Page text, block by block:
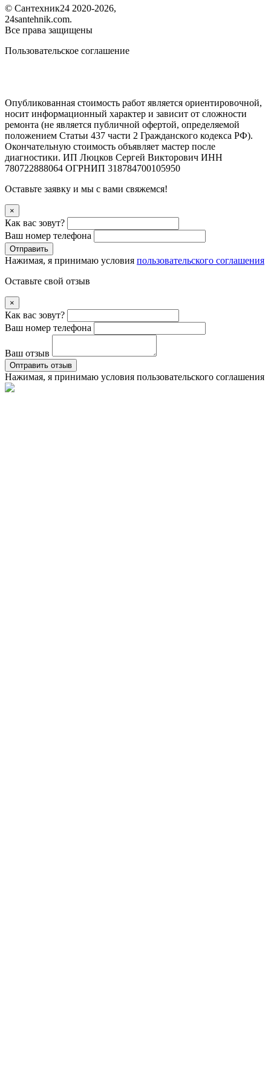
© Сантехник24 2020-2026,
24santehnik.com.
Все права защищены
Пользовательское соглашение
Опубликованная стоимость работ является ориентировочной,
носит информационный характер и зависит от сложности
ремонта (не является публичной офертой, определяемой
положением Статьи 437 части 2 Гражданского кодекса РФ).
Окончательную стоимость объявляет мастер после
диагностики. ИП Люцков Сергей Викторович ИНН
780722888064 ОГРНИП 318784700105950
Оставьте заявку и мы с вами свяжемся!
×
Как вас зовут?
Ваш номер телефона
Отправить
Нажимая, я принимаю условия пользовательского соглашения
Оставьте свой отзыв
×
Как вас зовут?
Ваш номер телефона
Ваш отзыв
Оптравить отзыв
Нажимая, я принимаю условия пользовательского соглашения